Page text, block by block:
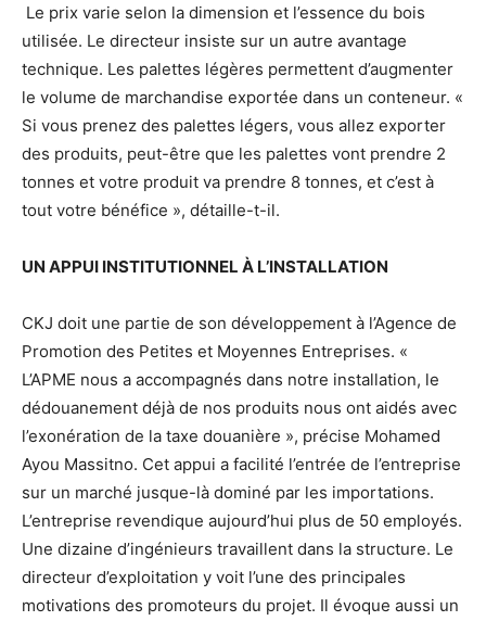
Le prix varie selon la dimension et l’essence du bois
utilisée. Le directeur insiste sur un autre avantage
technique. Les palettes légères permettent d’augmenter
le volume de marchandise exportée dans un conteneur. «
Si vous prenez des palettes légers, vous allez exporter
des produits, peut-être que les palettes vont prendre 2
tonnes et votre produit va prendre 8 tonnes, et c’est à
tout votre bénéfice », détaille-t-il.
UN APPUI INSTITUTIONNEL À L’INSTALLATION
CKJ doit une partie de son développement à l’Agence de
Promotion des Petites et Moyennes Entreprises. «
L’APME nous a accompagnés dans notre installation, le
dédouanement déjà de nos produits nous ont aidés avec
l’exonération de la taxe douanière », précise Mohamed
Ayou Massitno. Cet appui a facilité l’entrée de l’entreprise
sur un marché jusque-là dominé par les importations.
L’entreprise revendique aujourd’hui plus de 50 employés.
Une dizaine d’ingénieurs travaillent dans la structure. Le
directeur d’exploitation y voit l’une des principales
motivations des promoteurs du projet. Il évoque aussi un